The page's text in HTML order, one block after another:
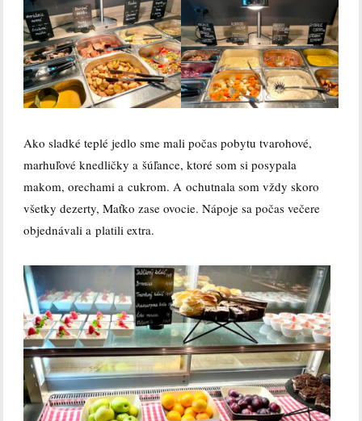
Ako sladké teplé jedlo sme mali počas pobytu tvarohové,
marhuľové knedličky a šúľance, ktoré som si posypala
makom, orechami a cukrom. A ochutnala som vždy skoro
všetky dezerty, Maťko zase ovocie. Nápoje sa počas večere
objednávali a platili extra.